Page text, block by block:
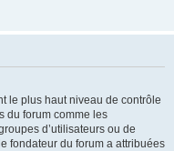
le plus haut niveau de contrôle
du forum comme les
d’utilisateurs ou de
fondateur du forum a attribuées